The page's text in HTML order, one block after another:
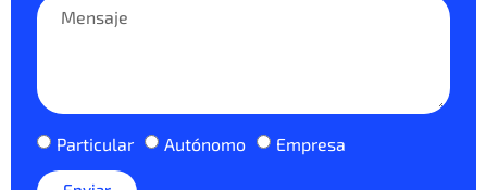
Particular Autónomo Empresa